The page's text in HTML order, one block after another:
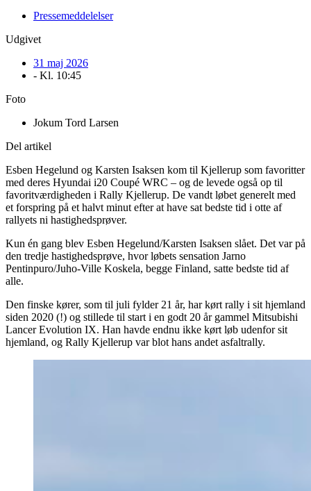
Pressemeddelelser
Udgivet
31 maj 2026
- Kl. 10:45
Foto
Jokum Tord Larsen
Del artikel
Esben Hegelund og Karsten Isaksen kom til Kjellerup som favoritter
med deres Hyundai i20 Coupé WRC – og de levede også op til
favoritværdigheden i Rally Kjellerup. De vandt løbet generelt med
et forspring på et halvt minut efter at have sat bedste tid i otte af
rallyets ni hastighedsprøver.
Kun én gang blev Esben Hegelund/Karsten Isaksen slået. Det var på
den tredje hastighedsprøve, hvor løbets sensation Jarno
Pentinpuro/Juho-Ville Koskela, begge Finland, satte bedste tid af
alle.
Den finske kører, som til juli fylder 21 år, har kørt rally i sit hjemland
siden 2020 (!) og stillede til start i en godt 20 år gammel Mitsubishi
Lancer Evolution IX. Han havde endnu ikke kørt løb udenfor sit
hjemland, og Rally Kjellerup var blot hans andet asfaltrally.